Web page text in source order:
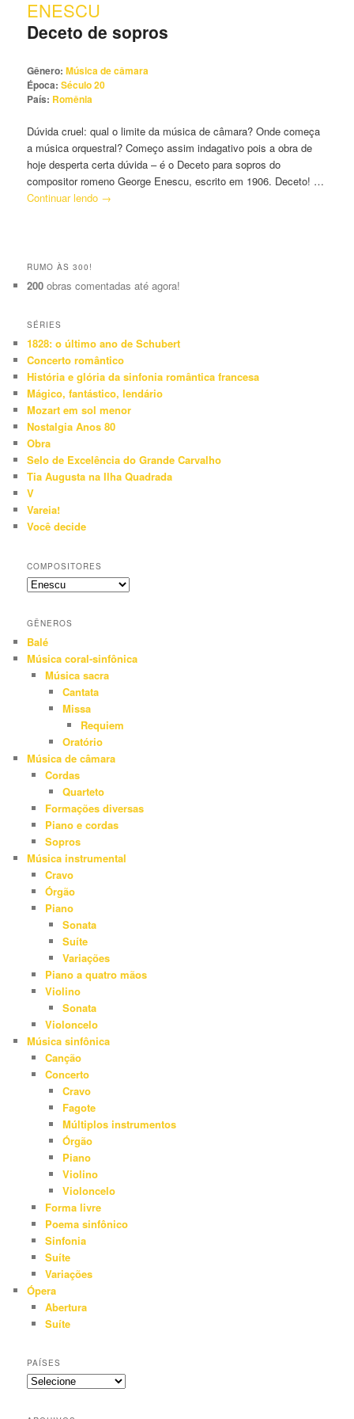
principal
secundário
ENESCU
Deceto de sopros
Gênero: Música de câmara
Época: Século 20
País: Romênia
Dúvida cruel: qual o limite da música de câmara? Onde começa
a música orquestral? Começo assim indagativo pois a obra de
hoje desperta certa dúvida – é o Deceto para sopros do
compositor romeno George Enescu, escrito em 1906. Deceto! …
Continuar lendo →
RUMO ÀS 300!
200 obras comentadas até agora!
SÉRIES
1828: o último ano de Schubert
Concerto romântico
História e glória da sinfonia romântica francesa
Mágico, fantástico, lendário
Mozart em sol menor
Nostalgia Anos 80
Obra
Selo de Excelência do Grande Carvalho
Tia Augusta na Ilha Quadrada
V
Vareia!
Você decide
COMPOSITORES
GÊNEROS
Balé
Música coral-sinfônica
Música sacra
Cantata
Missa
Requiem
Oratório
Música de câmara
Cordas
Quarteto
Formações diversas
Piano e cordas
Sopros
Música instrumental
Cravo
Órgão
Piano
Sonata
Suíte
Variações
Piano a quatro mãos
Violino
Sonata
Violoncelo
Música sinfônica
Canção
Concerto
Cravo
Fagote
Múltiplos instrumentos
Órgão
Piano
Violino
Violoncelo
Forma livre
Poema sinfônico
Sinfonia
Suíte
Variações
Ópera
Abertura
Suíte
PAÍSES